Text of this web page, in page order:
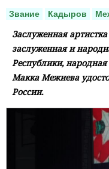
Звание Кадыров
Заслуженная
заслуженная и
Республики,
Макка Межиева
России.